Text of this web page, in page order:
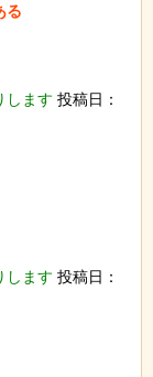
る
します 投稿日：
します 投稿日：